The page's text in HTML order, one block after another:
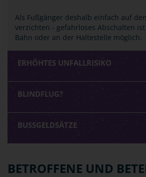
Als Fußgänger deshalb einfach auf
verzichten - gefahrloses Abschalten
Bahn oder an der Haltestelle möglich.
ERHÖHTES UNFALLRISIKO
BLINDFLUG?
BUSSGELDSÄTZE
BETROFFENE UND